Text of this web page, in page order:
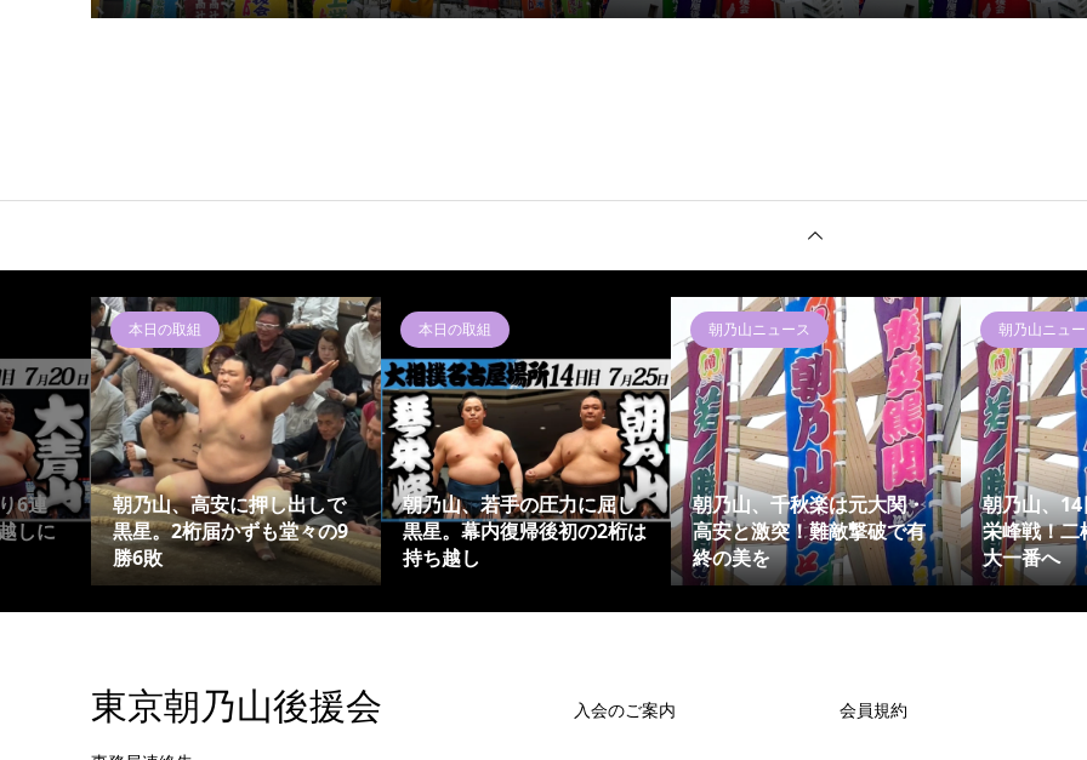
6連
しに
本日の取組
朝乃山、高安に押し出しで
黒星。2桁届かずも堂々の9
勝6敗
本日の取組
朝乃山、若手の圧力に屈し
黒星。幕内復帰後初の2桁は
持ち越し
朝乃山ニュース
朝乃山、千秋楽は元大関・
高安と激突！難敵撃破で有
終の美を
朝乃山ニュ
朝乃山、
栄峰戦！二
大一番へ
東京朝乃山後援会 入会のご案内 会員規約